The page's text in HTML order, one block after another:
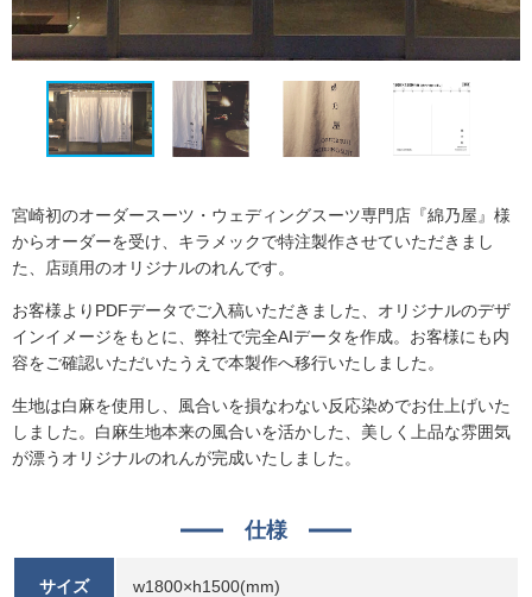
宮崎初のオーダースーツ・ウェディングスーツ専門店『綿乃屋』様
からオーダーを受け、キラメックで特注製作させていただきまし
た、店頭用のオリジナルのれんです。
お客様よりPDFデータでご入稿いただきました、オリジナルのデザ
インイメージをもとに、弊社で完全AIデータを作成。お客様にも内
容をご確認いただいたうえで本製作へ移行いたしました。
生地は白麻を使用し、風合いを損なわない反応染めでお仕上げいた
しました。白麻生地本来の風合いを活かした、美しく上品な雰囲気
が漂うオリジナルのれんが完成いたしました。
仕様
サイズ w1800×h1500(mm)